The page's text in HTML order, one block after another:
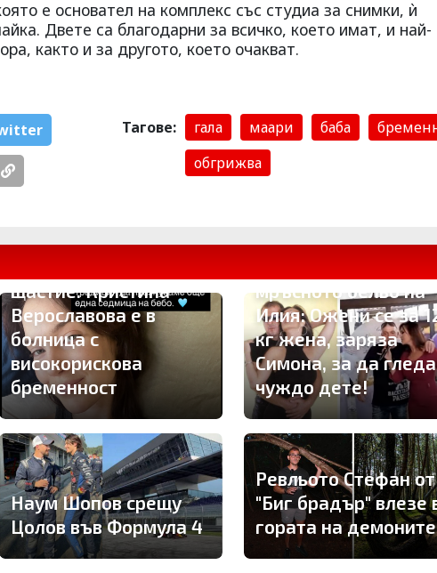
е основател на комплекс със студиа за снимки, ѝ
Двете са благодарни за всичко, което имат, и най-
както и за другото, което очакват.
Тагове: гала маари баба
обгрижва
щастие: Кристина
Верославова е в
болница с
високорискова
бременност
Брутално
мръсното бельо на
Илия: Ожени се за
кг жена, заряза
Симона, за да гледа
чуждо дете!
Наум Шопов срещу
Цолов във Формула 4
Ревльото Стефан от
"Биг брадър" влезе
гората на демоните